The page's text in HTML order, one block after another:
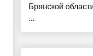
Брянской
...